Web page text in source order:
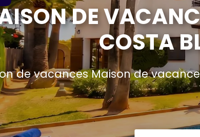
DE
COSTA
de vacances Maison de